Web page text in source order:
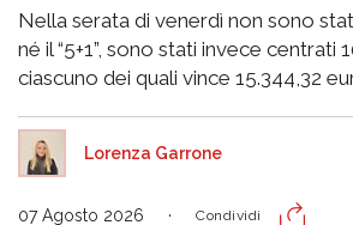
Nella serata di venerdì non sono
né il “5+1”, sono stati invece centrati
ciascuno dei quali vince 15.344,32
Lorenza Garrone
07 Agosto 2026 Condividi